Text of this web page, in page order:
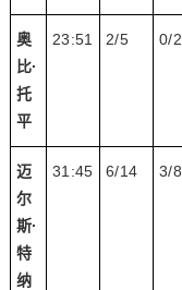
奥
比·
托
平
23:51 2/5 0/2
迈
尔
斯·
特
纳
31:45 6/14 3/8